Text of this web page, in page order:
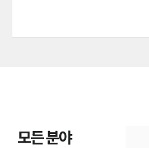
모든 분야